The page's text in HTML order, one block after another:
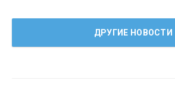
ДРУГИЕ НОВОСТИ